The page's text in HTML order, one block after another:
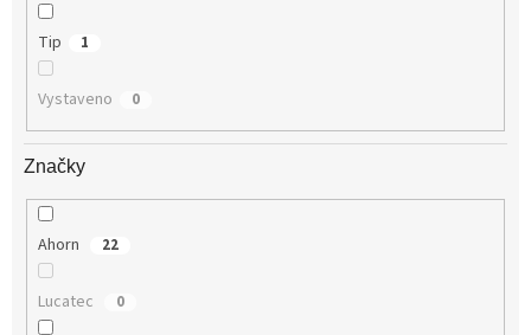
Tip 1
Vystaveno 0
Značky
Ahorn 22
Lucatec 0